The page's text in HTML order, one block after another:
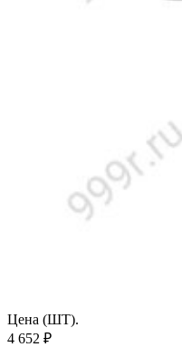
Цена (ШТ).
4 652 ₽